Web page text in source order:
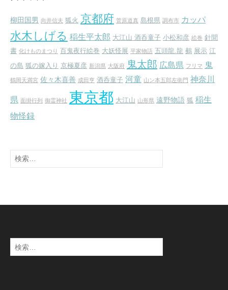
柳田国男 向井信夫 狐火 京都府 菅原道真 島根県 調布市 カッパ
水木しげる 稲生平太郎 大江山 酒呑童子 小松和彦 絵巻 針聞
書 化けものまつり 百鬼夜行絵巻 大妖怪展 平家物語 五頭龍.龍 鵺 展示 江
の島 狐の嫁入り 京極夏彦 新潟県 大阪府 鬼太郎 広島県 フリマ 鬼
鶴岡天満宮 佐々木喜善 成田亨 酒呑童子 河童 山ン本五郎左衛門 神奈川
県 面掛行列 御霊神社 東京都 大江山 山形県 遠野物語 狐 稲生
物怪録
検
索:
検
索: